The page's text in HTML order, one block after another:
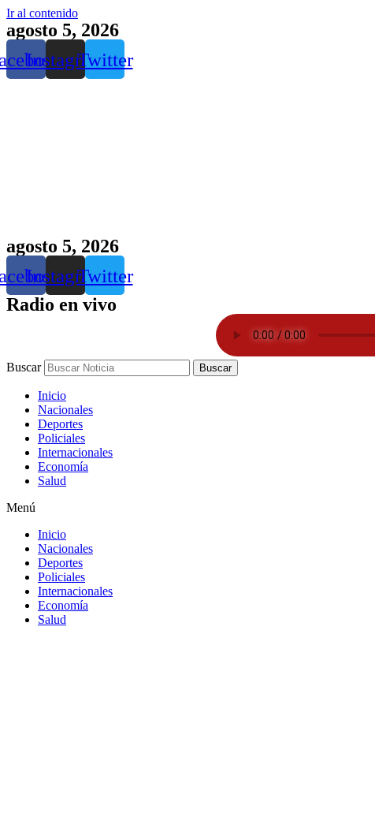
Ir al contenido
agosto 5, 2026
InstagramTwitter
agosto 5, 2026
InstagramTwitter
Radio en vivo
Buscar Buscar
Inicio
Nacionales
Deportes
Policiales
Internacionales
Economía
Salud
Menú
Inicio
Nacionales
Deportes
Policiales
Internacionales
Economía
Salud